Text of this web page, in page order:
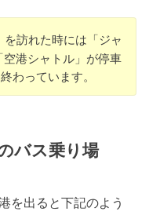
訪れた時には「ジャ
港シャトル」が停車
わっています。
バス乗り場
を出ると下記のよう